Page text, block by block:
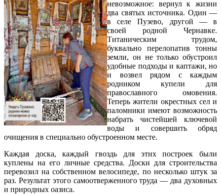
невозможное: вернул к жизни
два святых источника. Один —
в селе Пузево, другой — в
своей родной Чернавке.
Титаническим трудом,
буквально перелопатив тонны
земли, он не только обустроил
удобные подходы и каптажи, но
и возвел рядом с каждым
родником купели для
православного омовения.
Теперь жители окрестных сел и
паломники имеют возможность
набрать чистейшей ключевой
воды и совершить обряд
очищения в специально обустроенном месте.
Каждая доска, каждый гвоздь для этих построек были
куплены на его личные средства. Доски для строительства
перевозил на собственном велосипеде, по несколько штук за
раз. Результат этого самоотверженного труда — два духовных
и природных оазиса.